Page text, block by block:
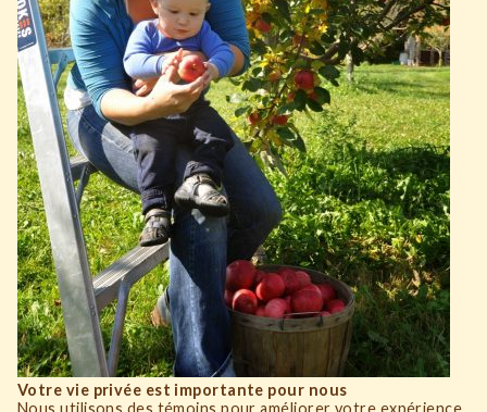
Votre vie privée est importante pour nous
Nous utilisons des témoins pour améliorer votre expérience